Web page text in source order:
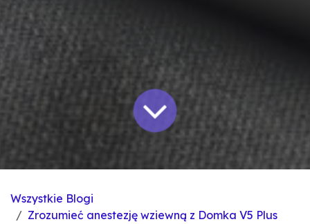
Wszystkie Blogi
Zrozumieć anestezję wziewną z Domka V5 Plus